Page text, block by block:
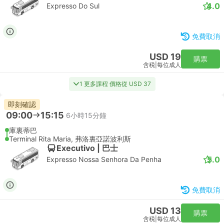
Expresso Do Sul 4.0
免費取消
USD 19
含税 每位成人
購票
1 更多課程 價格從 USD 37
即刻確認
09:00 15:15 6小時15分鐘
庫裏蒂巴
Terminal Rita Maria, 弗洛裏亞諾波利斯
Executivo | 巴士
Expresso Nossa Senhora Da Penha 5.0
免費取消
USD 13
含税 每位成人
購票